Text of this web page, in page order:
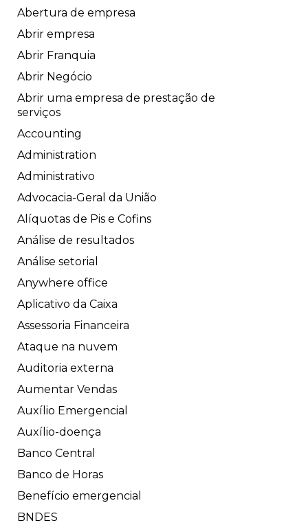
Abertura de empresa
Abrir empresa
Abrir Franquia
Abrir Negócio
Abrir uma empresa de prestação de
serviços
Accounting
Administration
Administrativo
Advocacia-Geral da União
Alíquotas de Pis e Cofins
Análise de resultados
Análise setorial
Anywhere office
Aplicativo da Caixa
Assessoria Financeira
Ataque na nuvem
Auditoria externa
Aumentar Vendas
Auxílio Emergencial
Auxílio-doença
Banco Central
Banco de Horas
Benefício emergencial
BNDES